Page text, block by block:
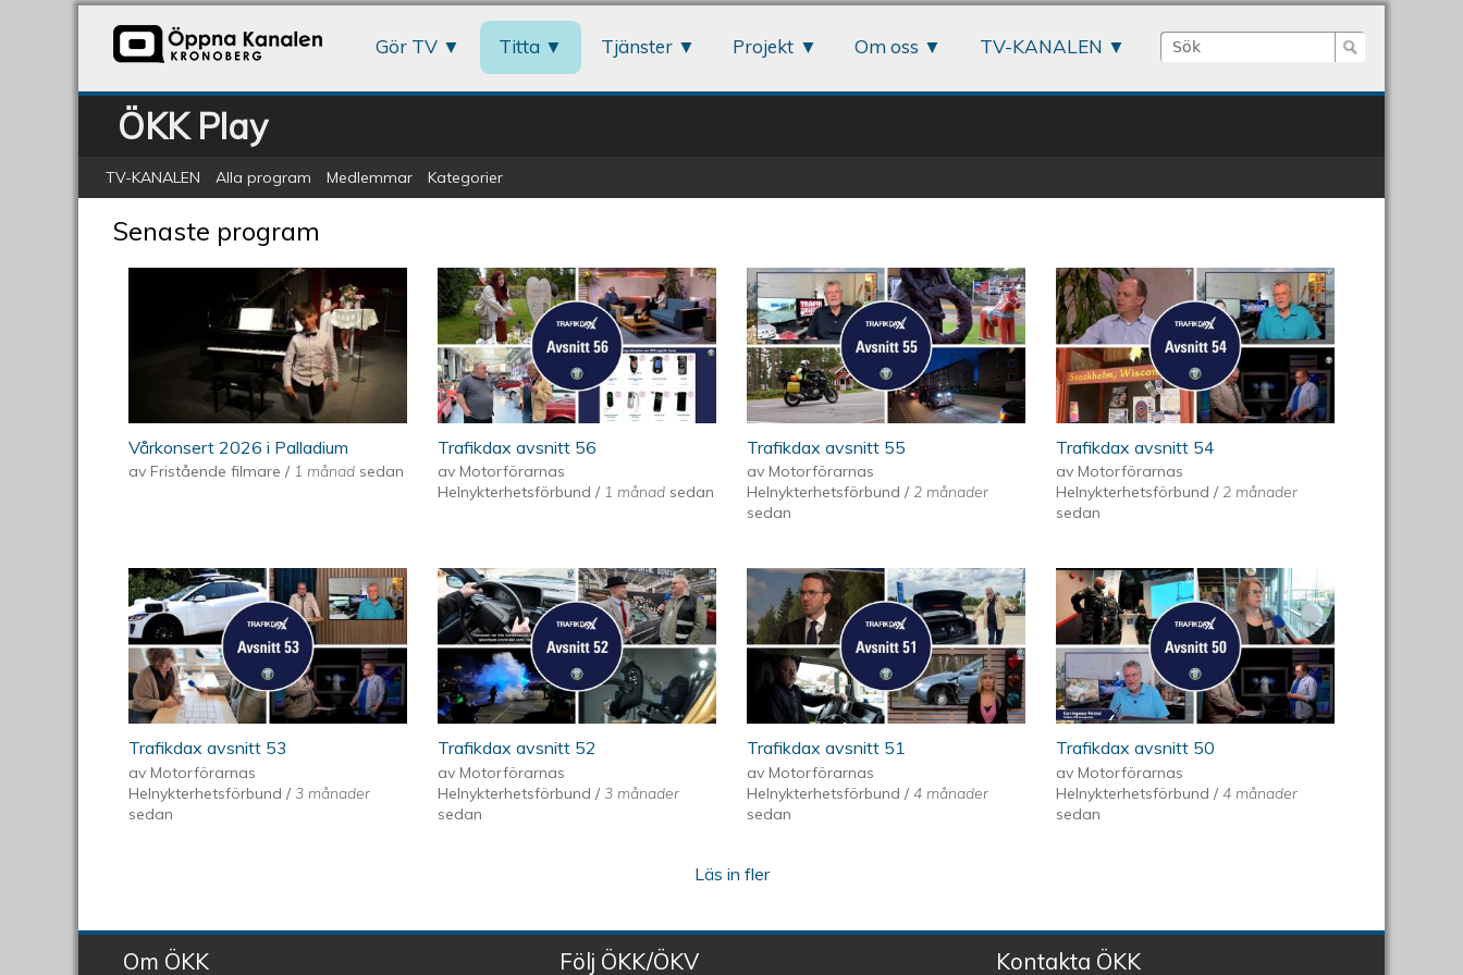
Sökformulär
Sök
Gör TV Titta Tjänster Projekt Om oss TV-KANALEN
ÖKK Play
TV-KANALEN Alla program Medlemmar Kategorier
Senaste program
Vårkonsert 2026 i Palladium
av Fristående filmare/ 1 månad sedan
Trafikdax avsnitt 56
av Motorförarnas
Helnykterhetsförbund/ 1 månad sedan
Trafikdax avsnitt 55
av Motorförarnas
Helnykterhetsförbund/ 2 månader
sedan
Trafikdax avsnitt 54
av Motorförarnas
Helnykterhetsförbund/ 2 månader
sedan
Trafikdax avsnitt 53
av Motorförarnas
Helnykterhetsförbund/ 3 månader
sedan
Trafikdax avsnitt 52
av Motorförarnas
Helnykterhetsförbund/ 3 månader
sedan
Trafikdax avsnitt 51
av Motorförarnas
Helnykterhetsförbund/4 månader
sedan
Trafikdax avsnitt 50
av Motorförarnas
Helnykterhetsförbund/4 månader
sedan
Läs in fler
Om ÖKK Följ ÖKK/ÖKV Kontakta ÖKK